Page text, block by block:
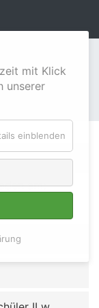
mit Klick
unserer
einblenden
18
am:
am:
am: